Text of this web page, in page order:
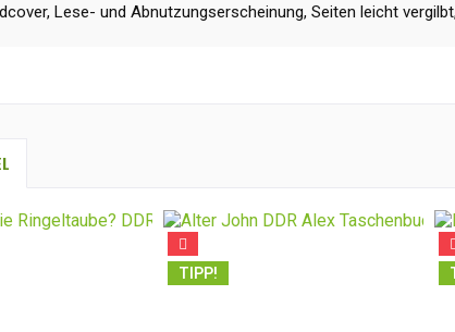
Lese- und Abnutzungserscheinung, Seiten leicht
TIPP!